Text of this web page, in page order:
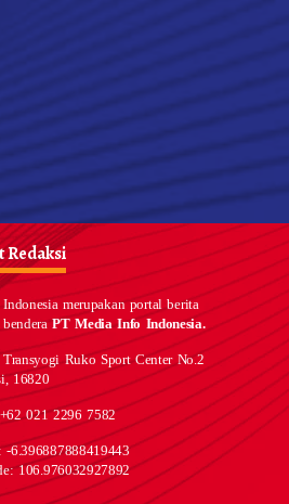
Redaksi
Indonesia merupakan portal berita
benderaPT Media Info Indonesia.
Ruko Sport Center No.2
16820
021 2296 7582
-6.396887888419443
106.976032927892